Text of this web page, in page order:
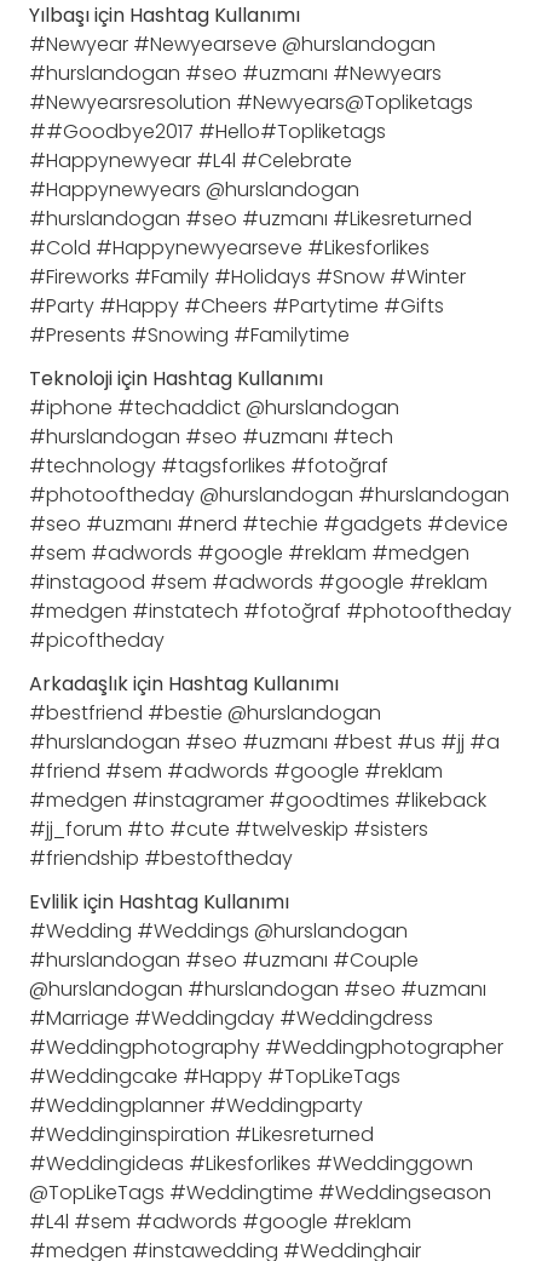
Yılbaşı için Hashtag Kullanımı
#Newyear #Newyearseve @hurslandogan
#hurslandogan #seo #uzmanı #Newyears
#Newyearsresolution #Newyears@Topliketags
##Goodbye2017 #Hello#Topliketags
#Happynewyear #L4l #Celebrate
#Happynewyears @hurslandogan
#hurslandogan #seo #uzmanı #Likesreturned
#Cold #Happynewyearseve #Likesforlikes
#Fireworks #Family #Holidays #Snow #Winter
#Party #Happy #Cheers #Partytime #Gifts
#Presents #Snowing #Familytime
Teknoloji için Hashtag Kullanımı
#iphone #techaddict @hurslandogan
#hurslandogan #seo #uzmanı #tech
#technology #tagsforlikes #fotoğraf
#photooftheday @hurslandogan #hurslandogan
#seo #uzmanı #nerd #techie #gadgets #device
#sem #adwords #google #reklam #medgen
#instagood #sem #adwords #google #reklam
#medgen #instatech #fotoğraf #photooftheday
#picoftheday
Arkadaşlık için Hashtag Kullanımı
#bestfriend #bestie @hurslandogan
#hurslandogan #seo #uzmanı #best #us #jj #a
#friend #sem #adwords #google #reklam
#medgen #instagramer #goodtimes #likeback
#jj_forum #to #cute #twelveskip #sisters
#friendship #bestoftheday
Evlilik için Hashtag Kullanımı
#Wedding #Weddings @hurslandogan
#hurslandogan #seo #uzmanı #Couple
@hurslandogan #hurslandogan #seo #uzmanı
#Marriage #Weddingday #Weddingdress
#Weddingphotography #Weddingphotographer
#Weddingcake #Happy #TopLikeTags
#Weddingplanner #Weddingparty
#Weddinginspiration #Likesreturned
#Weddingideas #Likesforlikes #Weddinggown
@TopLikeTags #Weddingtime #Weddingseason
#L4l #sem #adwords #google #reklam
#medgen #instawedding #Weddinghair